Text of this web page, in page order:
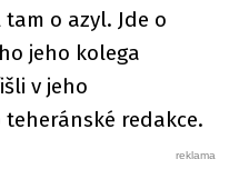
o azyl. Jde o
jeho kolega
v jeho
redakce.